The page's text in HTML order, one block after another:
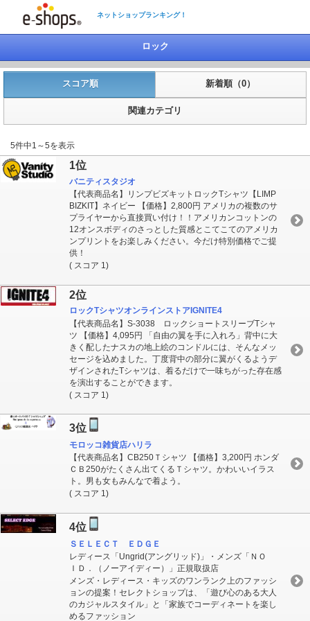
ネットショップランキング！
ロック
スコア順 新着順（0）
関連カテゴリ
5件中1～5を表示
1位
バニティスタジオ
【代表商品名】リンプビズキットロックTシャツ【LIMP
BIZKIT】ネイビー 【価格】2,800円 アメリカの複数のサ
プライヤーから直接買い付け！！アメリカンコットンの
12オンスボディのさっとした質感とこてこてのアメリカ
ンプリントをお楽しみください。今だけ特別価格でご提
供！
( スコア 1)
2位
ロックTシャツオンラインストアIGNITE4
【代表商品名】S-3038 ロックショートスリーブTシャ
ツ 【価格】4,095円 「自由の翼を手に入れろ」背中に大
きく配したナスカの地上絵のコンドルには、そんなメッ
セージを込めました。丁度背中の部分に翼がくるようデ
ザインされたTシャツは、着るだけで一味ちがった存在感
を演出することができます。
( スコア 1)
3位
モロッコ雑貨店ハリラ
【代表商品名】CB250Ｔシャツ 【価格】3,200円 ホンダ
ＣＢ250がたくさん出てくるＴシャツ。かわいいイラス
ト。男も女もみんなで着よう。
( スコア 1)
4位
ＳＥＬＥＣＴ ＥＤＧＥ
レディース「Un​gri​d(ア​ングリッド)」・​メンズ「ＮＯ​
ＩＤ​．（ノーアイディー）​」正規取扱店
メンズ・レディース・キッズのワンランク上のファッシ
ョンの提案！セレクトショップは、「遊び心のある大人
のカジャルスタイル」と「家族でコーディネートを楽し
めるファッション